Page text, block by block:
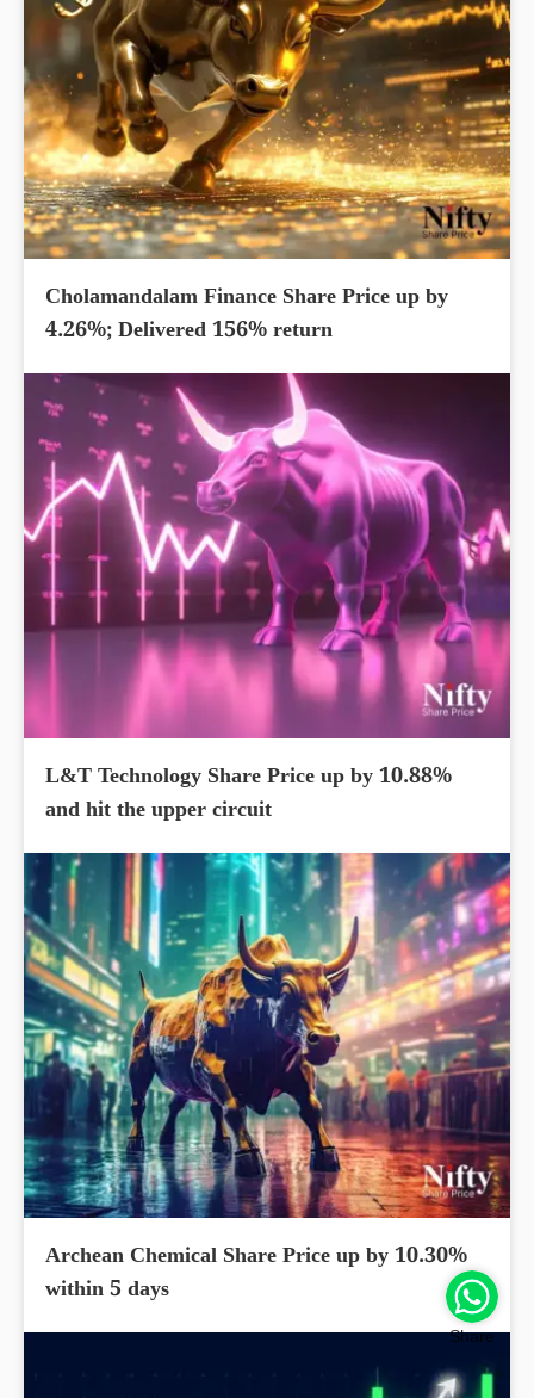
Cholamandalam Finance Share Price up by
4.26%; Delivered 156% return
L&T Technology Share Price up by 10.88%
and hit the upper circuit
Archean Chemical Share Price up by 10.30%
within 5 days
Share